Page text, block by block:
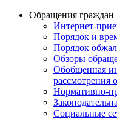
Обращения граждан
Интернет-
Порядок и
Порядок
Обзоры
Обобщенная
рассмотрения
Нормативно-
Социальные